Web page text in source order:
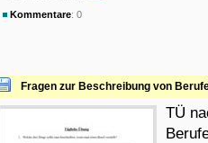
Kommentare: 0
Fragen zur Beschreibung von
TÜ